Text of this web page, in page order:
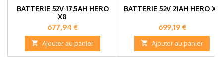
BATTERIE 52V 17,5AH HERO
X8
Prix
677,94 €
 Ajouter au panier
BATTERIE 52V 21AH HERO X8
Prix
699,19 €
 Ajouter au panier